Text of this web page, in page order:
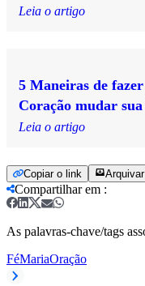
Leia o artigo
5 Maneiras de
Coração mudar
Leia o artigo
Copiar o link
Compartilhar em :
As palavras-chave/tags
FéMariaOração